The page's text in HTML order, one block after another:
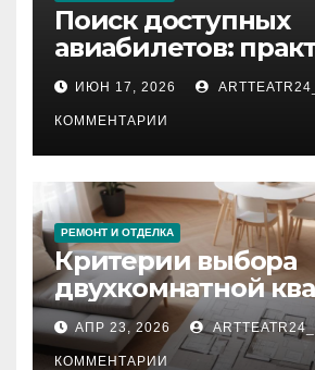
Поиск доступных
авиабилетов:
рекомендации
ИЮН 17, 2026
КОММЕНТАРИИ
РЕМОНТ И ОТДЕЛКА
Критерии выбора
двухкомнатной
планировка,
состояние и
АПР 23, 2026
КОММЕНТАРИИ